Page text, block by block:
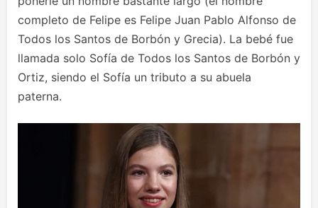
completo de Felipe es Felipe Juan Pablo Alfonso de
Todos los Santos de Borbón y Grecia). La bebé fue
llamada solo Sofía de Todos los Santos de Borbón y
Ortiz, siendo el Sofía un tributo a su abuela
paterna.